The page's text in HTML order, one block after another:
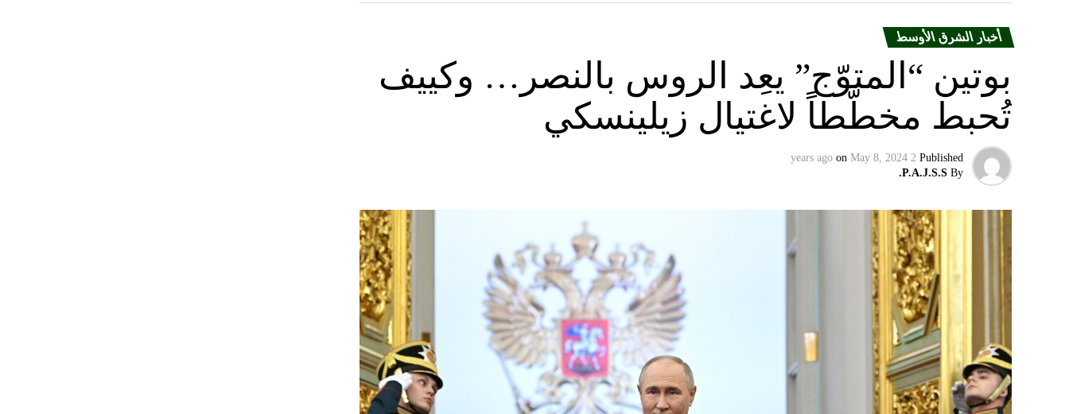
أخبار الشرق الأوسط
بوتين “المتوّج” يعِد الروس بالنصر… وكييف
تُحبط مخطّطاً لاغتيال زيلينسكي
Published
2 years ago
on May 8, 2024
By
P.A.J.S.S.